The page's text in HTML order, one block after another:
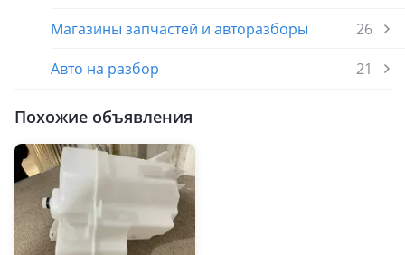
Магазины запчастей и авторазборы
26
Авто на разбор
21
Похожие объявления